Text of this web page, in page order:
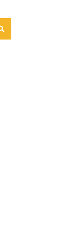
Seine Funktionalität ist
Gruppe